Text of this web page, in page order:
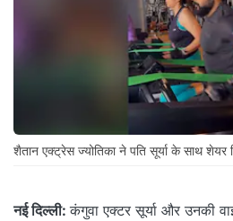
शैतान एक्ट्रेस ज्योतिका ने पति सूर्या के साथ शेयर
नई दिल्ली: कंगुवा एक्टर सूर्या और उनकी